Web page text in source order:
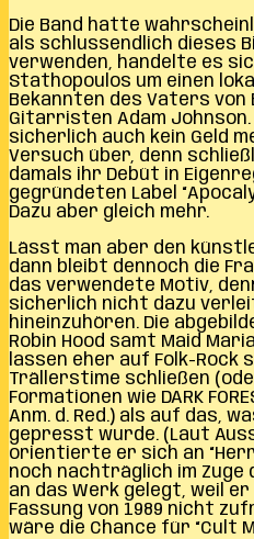
Die Band hatte
als schlussendlich dieses
verwenden, handelte es
Stathopoulos um einen
Bekannten des Vaters von
Gitarristen Adam
sicherlich auch kein Geld
Versuch über, denn
damals ihr Debüt in
gegründeten Label
Dazu aber gleich mehr.
Lässt man aber den
dann bleibt dennoch die
das verwendete Motiv,
sicherlich nicht dazu
hineinzuhören. Die
Robin Hood samt Maid
lassen eher auf Folk-Rock
Trällerstime schließen
Formationen wie DARK
Anm. d. Red.) als auf das,
gepresst wurde. (Laut
orientierte er sich an
noch nachträglich im Zuge
an das Werk gelegt, weil
Fassung von 1989 nicht
wäre die Chance für “Cult